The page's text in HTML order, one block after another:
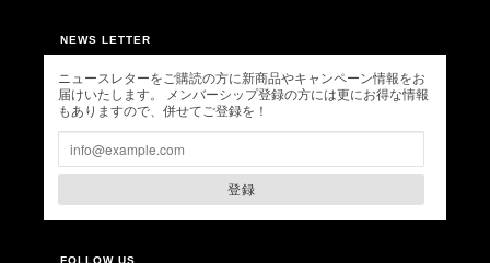
NEWS LETTER
ニュースレターをご購読の方に新商品やキャンペーン情報をお
届けいたします。 メンバーシップ登録の方には更にお得な情報
もありますので、併せてご登録を！
登録
FOLLOW US